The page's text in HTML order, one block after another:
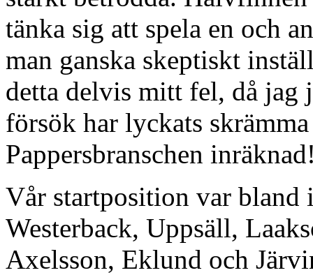
tänka sig att spela en och
man ganska skeptiskt
detta delvis mitt fel, då jag
försök har lyckats
Pappersbranschen
Vår startposition var bland
Westerback, Uppsäll,
Axelsson, Eklund och